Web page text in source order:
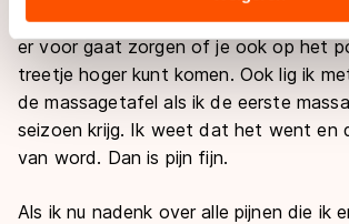
landen buiten de EU, zoals de VS, waar
adequaat beschermingsniveau geldt
Door op ‘Toestaan’ te klikken, stemt u in
overdracht. Meer informatie vindt u in
is iets waar je als topsporter niet
er voor gaat zorgen of je ook op het
treetje hoger kunt komen. Ook lig ik
de massagetafel als ik de eerste
seizoen krijg. Ik weet dat het went en
van word. Dan is pijn fijn.
Als ik nu nadenk over alle pijnen die ik